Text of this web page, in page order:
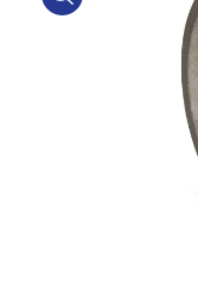
product view